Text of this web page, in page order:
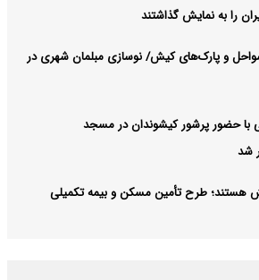
را به نمایش گذاشتند
آلاچیق در سواحل و پارک‌های کیش/ نوسازی مبلمان شهری در
با حضور پرشور کیشوندان در مسجد
شد
هستند؛ طرح تأمین مسکن و بیمه تکمیلی